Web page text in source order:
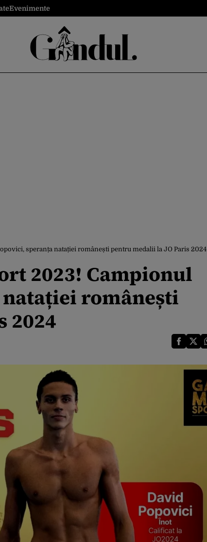
Evenimente
speranța natației românești pentru medalii la JO Paris 2024
2023! Campionul
românești
2024